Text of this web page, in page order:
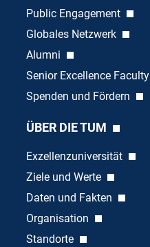
Public Engagement
Globales Netzwerk
Alumni
Senior Excellence Faculty
Spenden und Fördern
ÜBER DIE TUM
Exzellenzuniversität
Ziele und Werte
Daten und Fakten
Organisation
Standorte